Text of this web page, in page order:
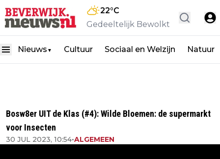
22°C
Gedeeltelijk Bewolkt
Nieuws ▼ Cultuur Sociaal en Welzijn Natuur
Bosw8er UIT de Klas (#4): Wilde Bloemen: de supermarkt
voor Insecten
30 JUL 2023, 10:54•ALGEMEEN